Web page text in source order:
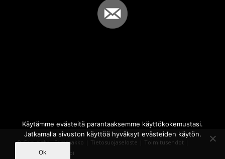
© Copyright - Sammakko | Tietosuojaseloste | Toimitusehdot |
Powered by
iQWebbi
Käytämme evästeitä parantaaksemme käyttökokemustasi.
Jatkamalla sivuston käyttöä hyväksyt evästeiden käytön.
Ok